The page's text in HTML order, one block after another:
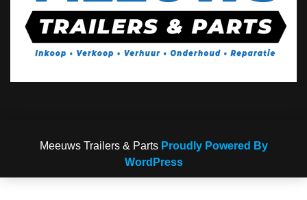
Meeuws Trailers & Parts Proudly Powered By
WordPress